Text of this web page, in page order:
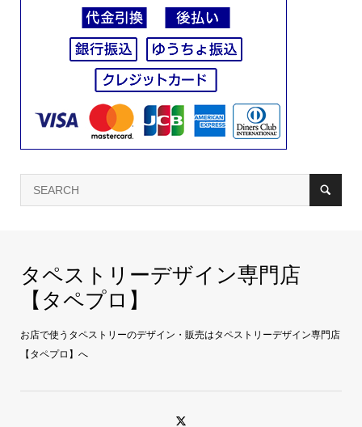
タペストリーデザイン専門店
【タペプロ】
お店で使うタペストリーのデザイン・販売はタペストリーデザイン専門店
【タペプロ】へ